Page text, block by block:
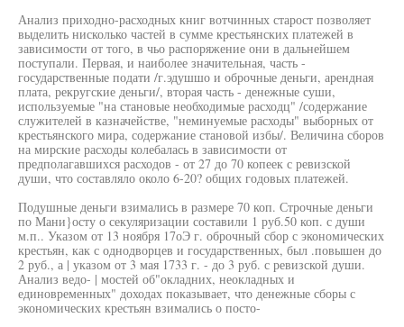
Анализ приходно-расходных книг вотчинных старост позволяет
выделить нисколько частей в сумме крестьянских платежей в
зависимости от того, в чьо распоряжение они в дальнейшем
поступали. Первая, и наиболее значительная, часть -
государственные подати /г.эдушшо и оброчные деньги, арендная
плата, рекругские деньги/, вторая часть - денежные суши,
используемые "на становые необходимые расходц" /содержание
служителей в казначействе, "неминуемые расходы" выборных от
крестьянского мира, содержание становой избы/. Величина сборов
на мирские расходы колебалась в зависимости от
предполагавшихся расходов - от 27 до 70 копеек с ревизской
души, что составляло около 6-20? общих годовых платежей.
Подушные деньги взимались в размере 70 коп. Строчные деньги
по Мани}осту о секуляризации составили 1 руб.50 коп. с души
м.п.. Указом от 13 ноября 17оЭ г. оброчный сбор с экономических
крестьян, как с однодворцев и государственных, был .повышен до
2 руб., а | указом от 3 мая 1733 г. - до 3 руб. с ревизской души.
Анализ ведо- | мостей об"окладних, неокладных и
единовременных" доходах показывает, что денежные сборы с
экономических крестьян взимались о посто-